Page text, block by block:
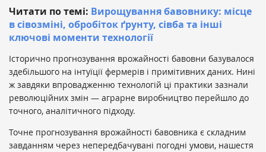
Читати по темі: Вирощування бавовнику: місце
в сівозміні, обробіток ґрунту, сівба та інші
ключові моменти технології
Історично прогнозування врожайності бавовни базувалося
здебільшого на інтуїції фермерів і примітивних даних. Нині
ж завдяки впровадженню технологій ці практики зазнали
революційних змін — аграрне виробництво перейшло до
точного, аналітичного підходу.
Точне прогнозування врожайності бавовника є складним
завданням через непередбачувані погодні умови, нашестя